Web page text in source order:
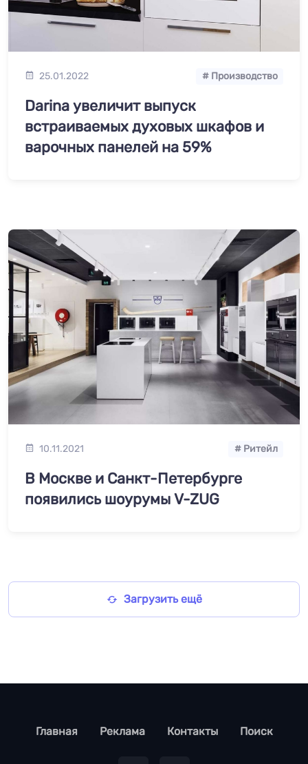
25.01.2022 # Производство
Darina увеличит выпуск
встраиваемых духовых шкафов и
варочных панелей на 59%
10.11.2021 # Ритейл
В Москве и Санкт-Петербурге
появились шоурумы V-ZUG
Загрузить ещё
footer
Главная Реклама Контакты Поиск